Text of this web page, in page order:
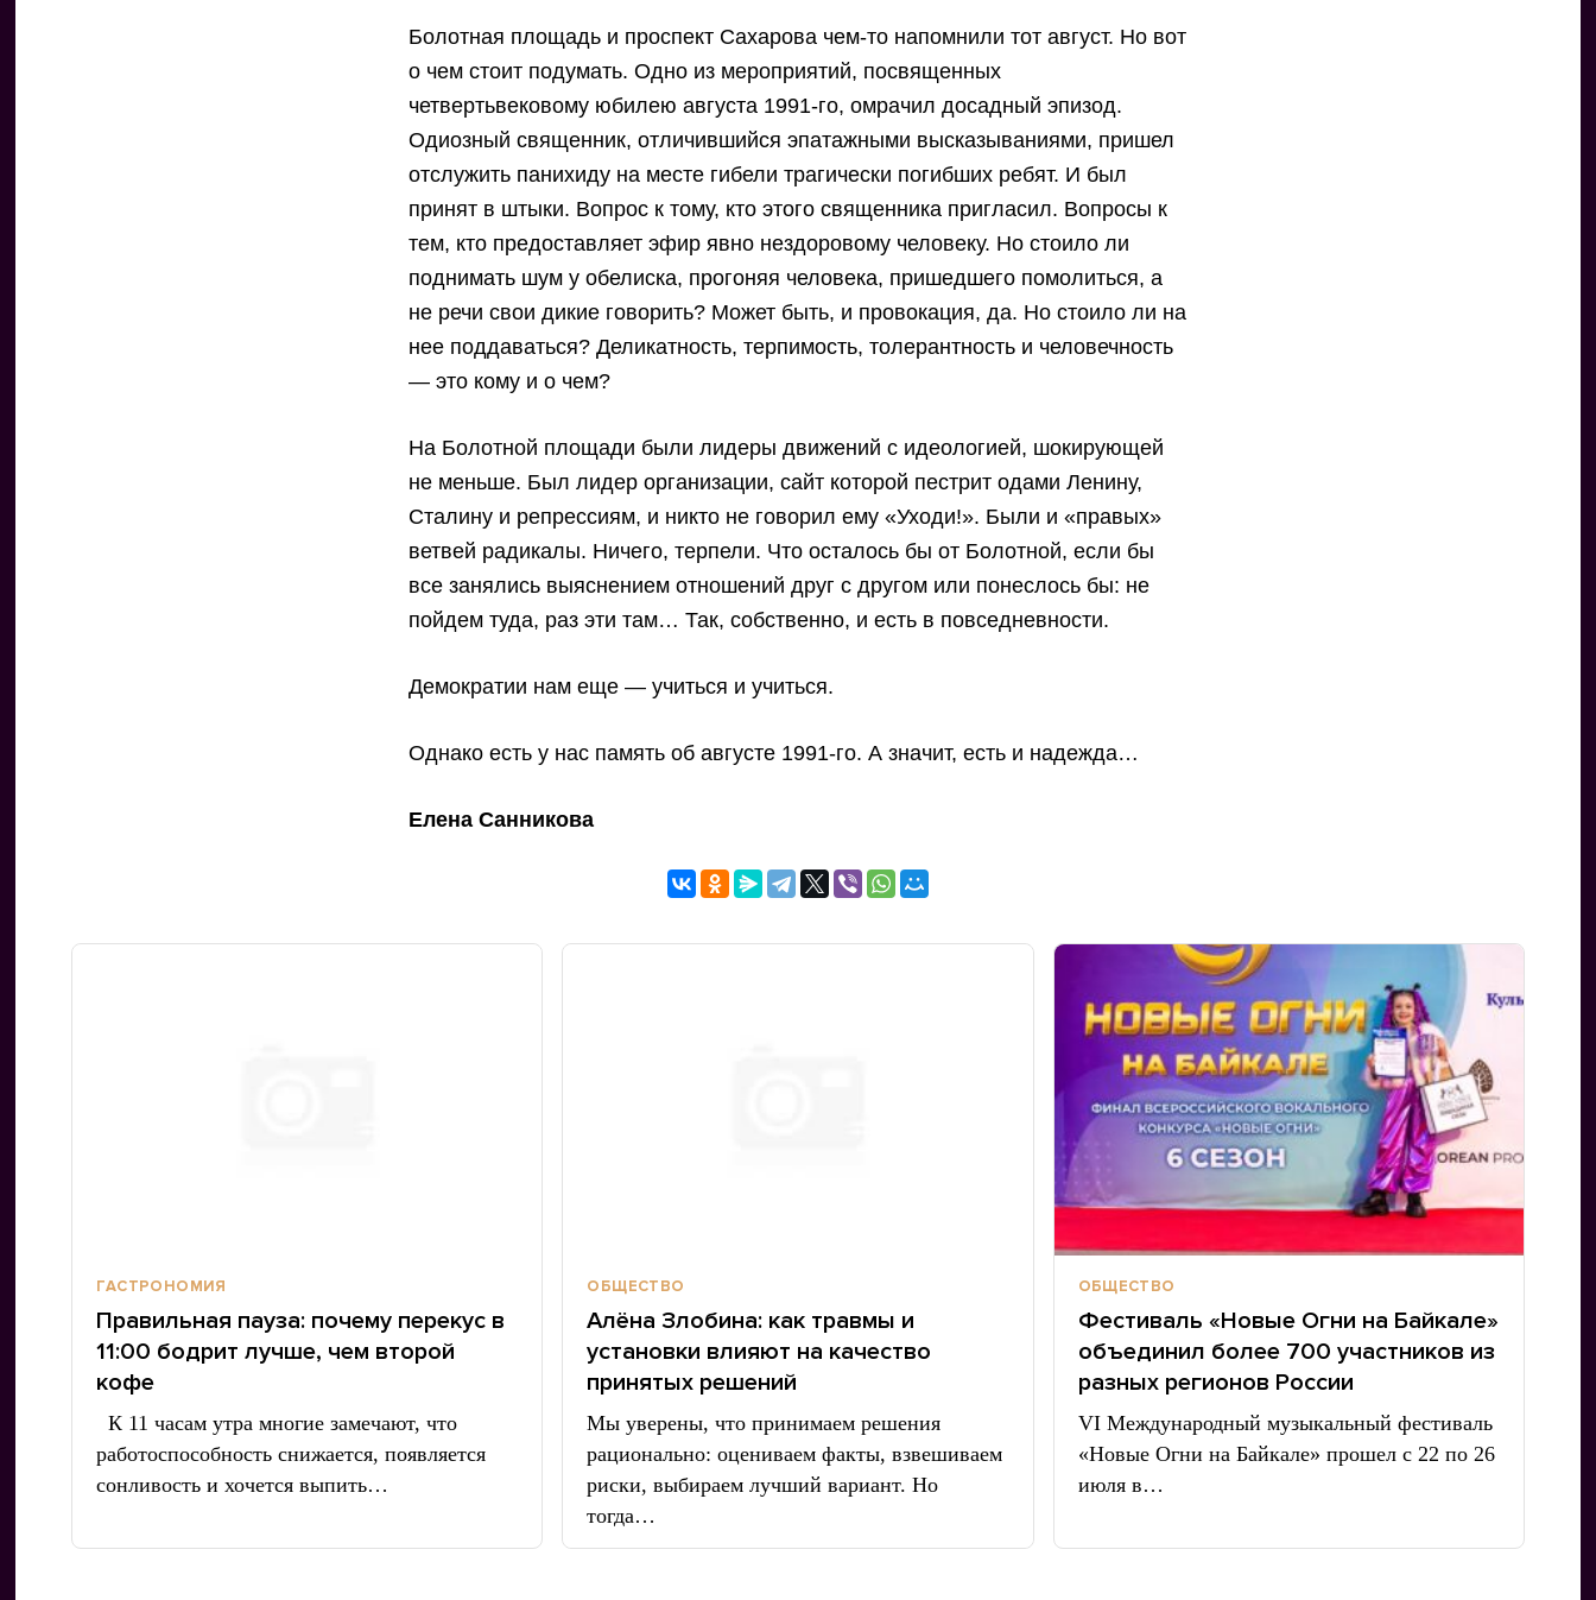
Болотная площадь и проспект Сахарова чем-то напомнили тот август. Но вот
о чем стоит подумать. Одно из мероприятий, посвященных
четвертьвековому юбилею августа 1991-го, омрачил досадный эпизод.
Одиозный священник, отличившийся эпатажными высказываниями, пришел
отслужить панихиду на месте гибели трагически погибших ребят. И был
принят в штыки. Вопрос к тому, кто этого священника пригласил. Вопросы к
тем, кто предоставляет эфир явно нездоровому человеку. Но стоило ли
поднимать шум у обелиска, прогоняя человека, пришедшего помолиться, а
не речи свои дикие говорить? Может быть, и провокация, да. Но стоило ли на
нее поддаваться? Деликатность, терпимость, толерантность и человечность
— это кому и о чем?
На Болотной площади были лидеры движений с идеологией, шокирующей
не меньше. Был лидер организации, сайт которой пестрит одами Ленину,
Сталину и репрессиям, и никто не говорил ему «Уходи!». Были и «правых»
ветвей радикалы. Ничего, терпели. Что осталось бы от Болотной, если бы
все занялись выяснением отношений друг с другом или понеслось бы: не
пойдем туда, раз эти там… Так, собственно, и есть в повседневности.
Демократии нам еще — учиться и учиться.
Однако есть у нас память об августе 1991-го. А значит, есть и надежда…
Елена Санникова
ГАСТРОНОМИЯ
Правильная пауза: почему перекус в
11:00 бодрит лучше, чем второй
кофе
К 11 часам утра многие замечают, что
работоспособность снижается, появляется
сонливость и хочется выпить…
ОБЩЕСТВО
Алёна Злобина: как травмы и
установки влияют на качество
принятых решений
Мы уверены, что принимаем решения
рационально: оцениваем факты, взвешиваем
риски, выбираем лучший вариант. Но
тогда…
ОБЩЕСТВО
Фестиваль «Новые Огни на Байкале»
объединил более 700 участников из
разных регионов России
VI Международный музыкальный фестиваль
«Новые Огни на Байкале» прошел с 22 по 26
июля в…